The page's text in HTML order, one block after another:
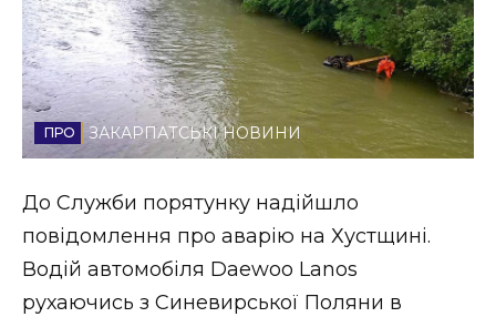
Соціум
Спорт
Стиль життя
Втрачений Ужгород (відеоверсія)
ЗАКАРПАТСЬКІ НОВИНИ
До Служби порятунку надійшло
повідомлення про аварію на Хустщині.
Водій автомобіля Daewoo Lanos
рухаючись з Синевирської Поляни в